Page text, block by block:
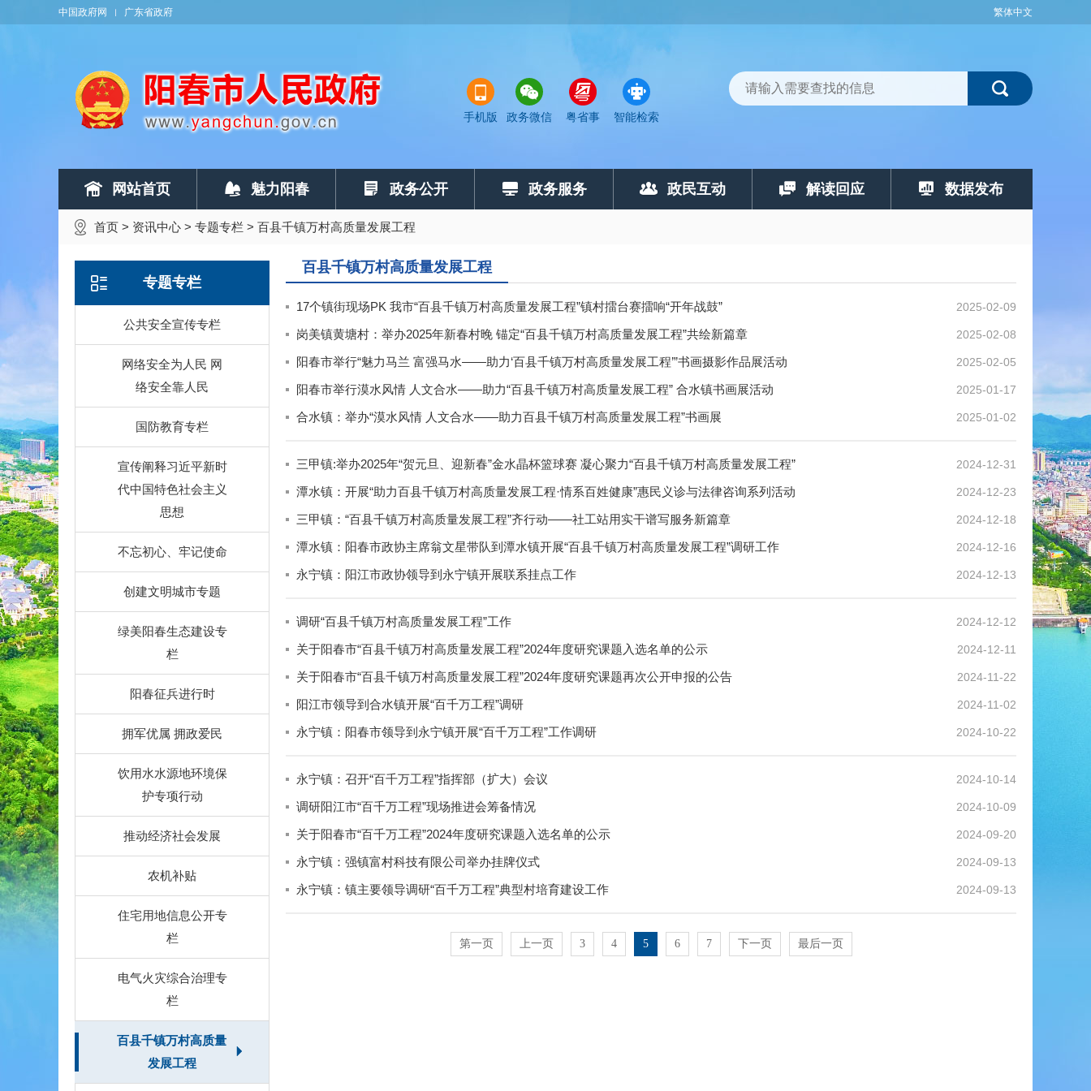
中国政府网 广东省政府 繁体中文
手机版 政务微信 粤省事 智能检索
网站首页 魅力阳春 政务公开 政务服务 政民互动 解读回应 数据发布
首页 > 资讯中心 > 专题专栏 > 百县千镇万村高质量发展工程
专题专栏
公共安全宣传专栏
网络安全为人民 网
络安全靠人民
国防教育专栏
宣传阐释习近平新时
代中国特色社会主义
思想
不忘初心、牢记使命
创建文明城市专题
绿美阳春生态建设专
栏
阳春征兵进行时
拥军优属 拥政爱民
饮用水水源地环境保
护专项行动
推动经济社会发展
农机补贴
住宅用地信息公开专
栏
电气火灾综合治理专
栏
百县千镇万村高质量
发展工程
百县千镇万村高质量发展工程
2025-02-09
17个镇街现场PK 我市“百县千镇万村高质量发展工程”镇村擂台赛擂响“开年战鼓”
2025-02-08
岗美镇黄塘村：举办2025年新春村晚 锚定“百县千镇万村高质量发展工程”共绘新篇章
2025-02-05
阳春市举行“魅力马兰 富强马水——助力‘百县千镇万村高质量发展工程’”书画摄影作品展活动
2025-01-17
阳春市举行漠水风情 人文合水——助力“百县千镇万村高质量发展工程” 合水镇书画展活动
2025-01-02
合水镇：举办“漠水风情 人文合水——助力百县千镇万村高质量发展工程”书画展
2024-12-31
三甲镇:举办2025年“贺元旦、迎新春”金水晶杯篮球赛 凝心聚力“百县千镇万村高质量发展工程”
2024-12-23
潭水镇：开展“助力百县千镇万村高质量发展工程·情系百姓健康”惠民义诊与法律咨询系列活动
2024-12-18
三甲镇：“百县千镇万村高质量发展工程”齐行动——社工站用实干谱写服务新篇章
2024-12-16
潭水镇：阳春市政协主席翁文星带队到潭水镇开展“百县千镇万村高质量发展工程”调研工作
2024-12-13
永宁镇：阳江市政协领导到永宁镇开展联系挂点工作
2024-12-12
调研“百县千镇万村高质量发展工程”工作
2024-12-11
关于阳春市“百县千镇万村高质量发展工程”2024年度研究课题入选名单的公示
2024-11-22
关于阳春市“百县千镇万村高质量发展工程”2024年度研究课题再次公开申报的公告
2024-11-02
阳江市领导到合水镇开展“百千万工程”调研
2024-10-22
永宁镇：阳春市领导到永宁镇开展“百千万工程”工作调研
2024-10-14
永宁镇：召开“百千万工程”指挥部（扩大）会议
2024-10-09
调研阳江市“百千万工程”现场推进会筹备情况
2024-09-20
关于阳春市“百千万工程”2024年度研究课题入选名单的公示
2024-09-13
永宁镇：强镇富村科技有限公司举办挂牌仪式
2024-09-13
永宁镇：镇主要领导调研“百千万工程”典型村培育建设工作
第一页 上一页 3 4 5 6 7 下一页 最后一页